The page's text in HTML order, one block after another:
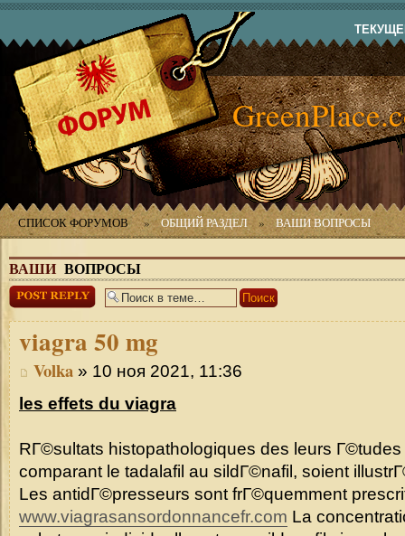
СПИСОК ФОРУМОВ » ОБЩИЙ РАЗДЕЛ » ВАШИ ВОПРОСЫ
ВАШИВОПРОСЫ
Ответить
viagra 50 mg
Volka » 10 ноя 2021, 11:36
les effets du viagra
RГ©sultats histopathologiques des leurs
comparant le tadalafil au sildГ©nafil, soient
Les antidГ©presseurs sont frГ©quemment
www.viagrasansordonnancefr.com La